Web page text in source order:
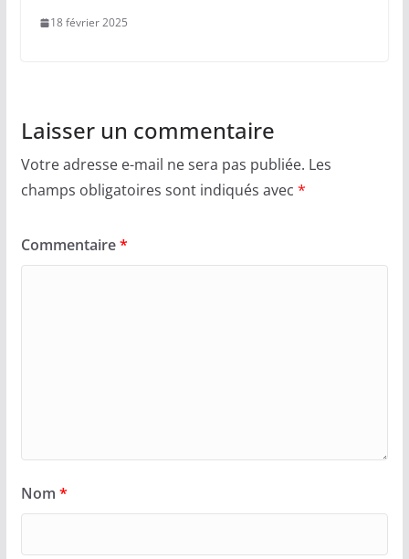
18 février 2025
Laisser un commentaire
Votre adresse e-mail ne sera pas publiée. Les
champs obligatoires sont indiqués avec *
Commentaire*
Nom *